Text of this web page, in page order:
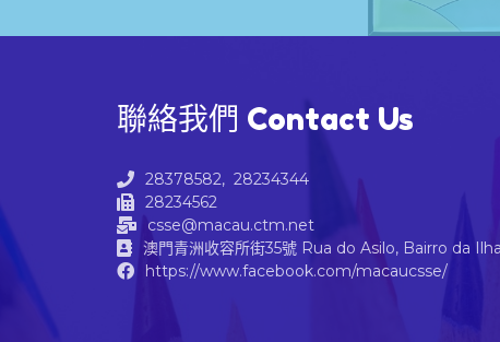
聯絡我們 Contact Us
28378582, 28234344
28234562
csse@macau.ctm.net
澳門青洲收容所街35號 Rua do Asilo, Bairro da
https://www.facebook.com/macaucsse/